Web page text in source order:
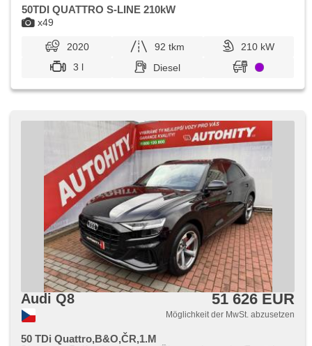
Zentralverriegelung, isofix, Lederpolsterung, ambientní
osvětlení interiéru, Reifendrucksensor, Start-Stop System,
USB, beheizte Spiegel, beheizte Frontscheibe,
Heckscheibenwischer, zatmavená zadní skla, roletky na
zadních oknech, Garantie, el. tažné zařízení, vyhřívaná
zadní sedadla
x49
50TDI QUATTRO S-LINE 210kW
2020 92 tkm
210 kW
3 l
Diesel
Audi Q8 51 626 EUR
Möglichkeit der MwSt. abzusetzen
50 TDi Quattro,B&O,ČR,1.M